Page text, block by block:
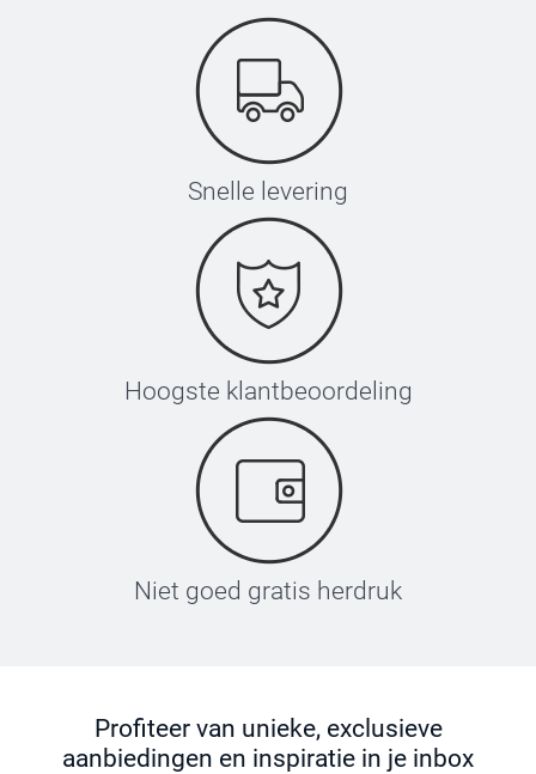
Snelle levering
Hoogste klantbeoordeling
Niet goed gratis herdruk
Profiteer van unieke, exclusieve
aanbiedingen en inspiratie in je inbox